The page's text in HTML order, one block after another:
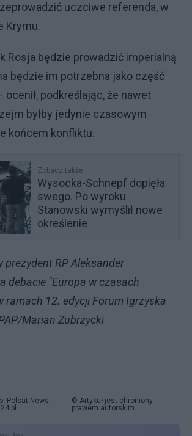
uczciwe referenda, w
Krymu.
Rosja będzie prowadzić imperialną
będzie im potrzebna jako część
ocenił, podkreślając, że nawet
byłby jedynie czasowym
końcem konfliktu.
Zobacz także
Wysocka-Schnepf dopięła
swego. Po wyroku
Stanowski wymyślił nowe
określenie
prezydent RP Aleksander
debacie "Europa w czasach
ramach 12. edycji Forum Igrzyska
Marian Zubrzycki
Polsat News,
© Artykuł jest chroniony
prawem autorskim.